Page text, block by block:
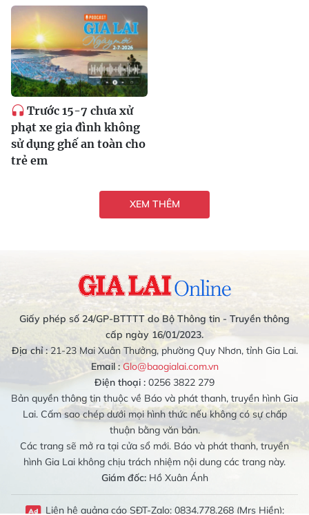
Trước 15-7 chưa xử
phạt xe gia đình không
sử dụng ghế an toàn cho
trẻ em
XEM THÊM
Giấy phép số 24/GP-BTTTT do Bộ Thông tin - Truyền thông
cấp ngày 16/01/2023.
Địa chỉ :21-23 Mai Xuân Thưởng, phường Quy Nhơn, tỉnh Gia Lai.
Email : Glo@baogialai.com.vn
Điện thoại : 0256 3822 279
Bản quyền thông tin thuộc về Báo và phát thanh, truyền hình Gia
Lai. Cấm sao chép dưới mọi hình thức nếu không có sự chấp
thuận bằng văn bản.
Các trang sẽ mở ra tại cửa sổ mới. Báo và phát thanh, truyền
hình Gia Lai không chịu trách nhiệm nội dung các trang này.
Giám đốc:Hồ Xuân Ánh
Liên hệ quảng cáo SĐT-Zalo: 0834.778.268 (Mrs Hiền);